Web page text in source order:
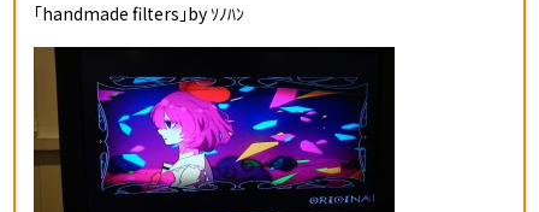
「handmade filters」by ｿﾉﾊﾝ